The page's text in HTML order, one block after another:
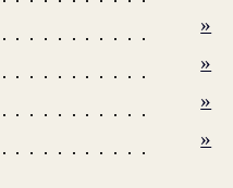
»
»
»
»